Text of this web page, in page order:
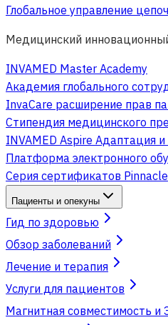
Глобальное управление
Медицинский
INVAMED Master Academy
Академия глобального
InvaCare расширение прав
Стипендия медицинского
INVAMED Aspire Адаптация
Платформа электронного
Серия сертификатов Pinnacle
Пациенты и опекуны
Гид по здоровью
Обзор заболеваний
Лечение и терапия
Услуги для пациентов
Магнитная совместимость и